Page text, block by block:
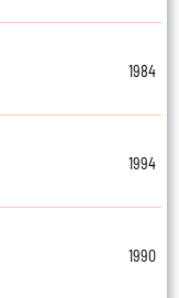
1984
1994
1990